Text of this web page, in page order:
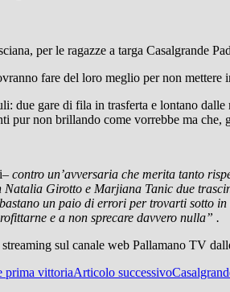
per le ragazze a targa Casalgrande
fare del loro meglio per non
due gare di fila in trasferta e lontano
pur non brillando come vorrebbe ma
– contro un’avversaria che merita tanto
Natalia Girotto e Marjiana Tanic due
un paio di errori per trovarti sotto
e a non sprecare davvero nulla” .
sul canale web Pallamano TV
prima vittoriaArticolo successivo